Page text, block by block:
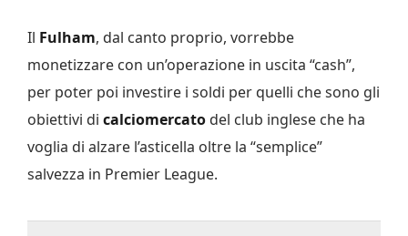
Il Fulham, dal canto proprio, vorrebbe
monetizzare con un’operazione in uscita “cash”,
per poter poi investire i soldi per quelli che sono gli
obiettivi di calciomercato del club inglese che ha
voglia di alzare l’asticella oltre la “semplice”
salvezza in Premier League.